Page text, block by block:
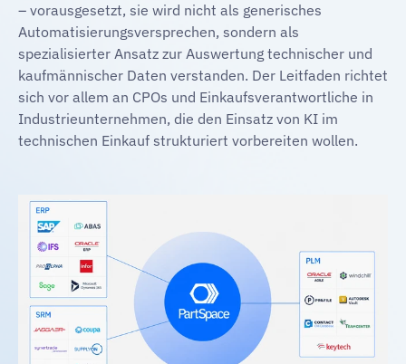
– vorausgesetzt, sie wird nicht als generisches
Automatisierungsversprechen, sondern als
spezialisierter Ansatz zur Auswertung technischer und
kaufmännischer Daten verstanden. Der Leitfaden richtet
sich vor allem an CPOs und Einkaufsverantwortliche in
Industrieunternehmen, die den Einsatz von KI im
technischen Einkauf strukturiert vorbereiten wollen.